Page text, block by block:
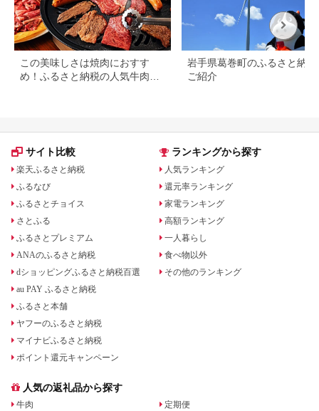
この美味しさは焼肉におすす
め！ふるさと納税の人気牛肉還
岩手県葛巻町のふるさと納税
ご紹介
サイト比較
楽天ふるさと納税
ふるなび
ふるさとチョイス
さとふる
ふるさとプレミアム
ANAのふるさと納税
dショッピングふるさと納税百選
au PAY ふるさと納税
ふるさと本舗
ヤフーのふるさと納税
マイナビふるさと納税
ポイント還元キャンペーン
ランキングから探す
人気ランキング
還元率ランキング
家電ランキング
高額ランキング
一人暮らし
食べ物以外
その他のランキング
人気の返礼品から探す
牛肉
定期便